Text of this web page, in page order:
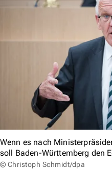
Wenn es nach
soll Baden-Württemberg den
© Christoph Schmidt/dpa